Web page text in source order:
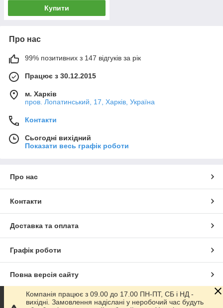
Купити
Про нас
99% позитивних з 147 відгуків за рік
Працює з 30.12.2015
м. Харків
пров. Лопатинський, 17, Харків, Україна
Контакти
Сьогодні вихідний
Показати весь графік роботи
Про нас
Контакти
Доставка та оплата
Графік роботи
Повна версія сайту
Сайт створено на маркетплейсіProm.ua
Компанія працює з 09.00 до 17.00 ПН-ПТ, СБ і НД -
вихідні. Замовлення надіслані у неробочий час будуть